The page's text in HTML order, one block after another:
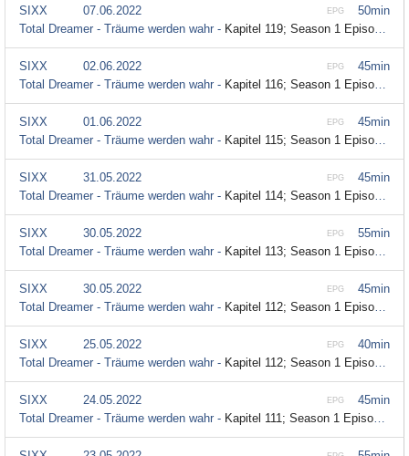
50min
EPG
SIXX
07.06.2022
Total Dreamer - Träume werden wahr - Kapitel 119; Season 1 Episode 119
45min
EPG
SIXX
02.06.2022
Total Dreamer - Träume werden wahr - Kapitel 116; Season 1 Episode 116
45min
EPG
SIXX
01.06.2022
Total Dreamer - Träume werden wahr - Kapitel 115; Season 1 Episode 115
45min
EPG
SIXX
31.05.2022
Total Dreamer - Träume werden wahr - Kapitel 114; Season 1 Episode 114
55min
EPG
SIXX
30.05.2022
Total Dreamer - Träume werden wahr - Kapitel 113; Season 1 Episode 113
45min
EPG
SIXX
30.05.2022
Total Dreamer - Träume werden wahr - Kapitel 112; Season 1 Episode 112
40min
EPG
SIXX
25.05.2022
Total Dreamer - Träume werden wahr - Kapitel 112; Season 1 Episode 112
45min
EPG
SIXX
24.05.2022
Total Dreamer - Träume werden wahr - Kapitel 111; Season 1 Episode 111